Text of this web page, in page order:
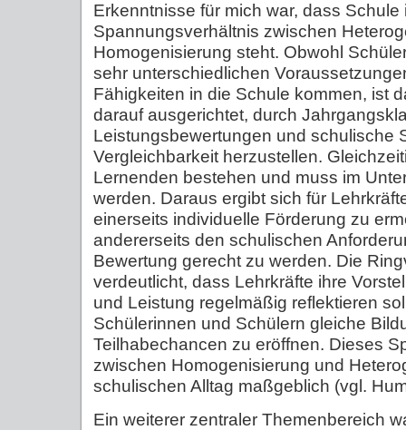
Erkenntnisse für mich war, dass
Spannungsverhältnis zwischen
Homogenisierung steht. Obwohl
sehr unterschiedlichen
Fähigkeiten in die Schule kommen, ist
darauf ausgerichtet, durch
Leistungsbewertungen und schulische
Vergleichbarkeit herzustellen.
Lernenden bestehen und muss im
werden. Daraus ergibt sich für
einerseits individuelle Förderung zu
andererseits den schulischen
Bewertung gerecht zu werden. Die
verdeutlicht, dass Lehrkräfte ihre
und Leistung regelmäßig reflektieren
Schülerinnen und Schülern gleiche
Teilhabechancen zu eröffnen. Dieses
zwischen Homogenisierung und
schulischen Alltag maßgeblich (vgl.
Ein weiterer zentraler Themenbereich